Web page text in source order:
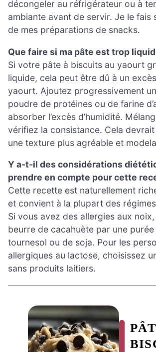
décongeler au réfrigérateur ou à
ambiante avant de servir. Je le fais
de mes préparations de snacks.
Que faire si ma pâte est trop
Si votre pâte à biscuits au yaourt
liquide, cela peut être dû à un
yaourt. Ajoutez progressivement
poudre de protéines ou de farine
absorber l’excès d’humidité.
vérifiez la consistance. Cela
une texture plus agréable et
Y a-t-il des considérations
prendre en compte pour cette
Cette recette est naturellement
et convient à la plupart des
Si vous avez des allergies aux
beurre de cacahuète par une
tournesol ou de soja. Pour les
allergiques au lactose, choisissez
sans produits laitiers.